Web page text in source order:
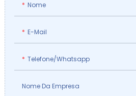
Nome
E-Mail
Telefone/whatsapp
Nome Da Empresa